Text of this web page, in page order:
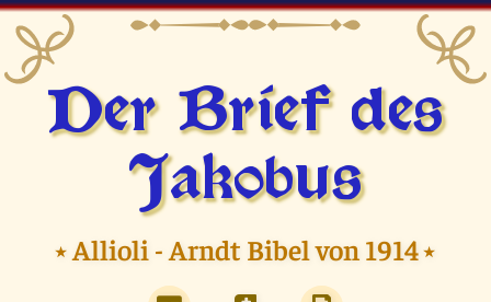
Der Brief des
Jakobus
⭑Allioli - Arndt Bibel von 1914⭑